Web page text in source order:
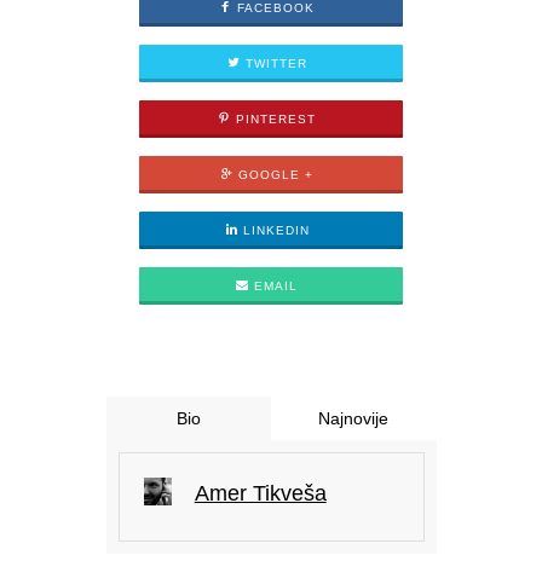
FACEBOOK
TWITTER
PINTEREST
GOOGLE +
LINKEDIN
EMAIL
Bio Najnovije
Amer Tikveša